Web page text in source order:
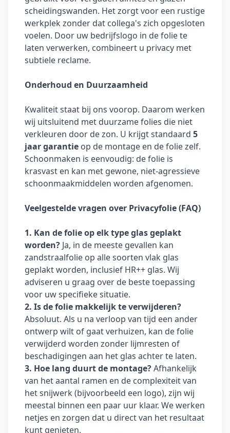
scheidingswanden. Het zorgt voor een rustige
werkplek zonder dat collega's zich opgesloten
voelen. Door uw bedrijfslogo in de folie te
laten verwerken, combineert u privacy met
subtiele reclame.
Onderhoud en Duurzaamheid
Kwaliteit staat bij ons voorop. Daarom werken
wij uitsluitend met duurzame folies die niet
verkleuren door de zon. U krijgt standaard 5
jaar garantie op de montage en de folie zelf.
Schoonmaken is eenvoudig: de folie is
krasvast en kan met gewone, niet-agressieve
schoonmaakmiddelen worden afgenomen.
Veelgestelde vragen over Privacyfolie (FAQ)
1. Kan de folie op elk type glas geplakt
worden? Ja, in de meeste gevallen kan
zandstraalfolie op alle soorten vlak glas
geplakt worden, inclusief HR++ glas. Wij
adviseren u graag over de beste toepassing
voor uw specifieke situatie.
2. Is de folie makkelijk te verwijderen?
Absoluut. Als u na verloop van tijd een ander
ontwerp wilt of gaat verhuizen, kan de folie
verwijderd worden zonder lijmresten of
beschadigingen aan het glas achter te laten.
3. Hoe lang duurt de montage?Afhankelijk
van het aantal ramen en de complexiteit van
het snijwerk (bijvoorbeeld een logo), zijn wij
meestal binnen een paar uur klaar. We werken
netjes en zorgen dat u direct van het resultaat
kunt genieten.